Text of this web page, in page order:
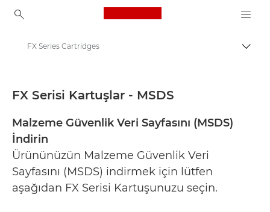
Canon Logo, back to
İçerik
Güvenlik veri sayfaları
FX Series Cartridges
FX Serisi Kartuşlar - MSDS
Malzeme Güvenlik Veri Sayfasını (MSDS)
İndirin
Ürününüzün Malzeme Güvenlik Veri
Sayfasını (MSDS) indirmek için lütfen
aşağıdan FX Serisi Kartuşunuzu seçin.